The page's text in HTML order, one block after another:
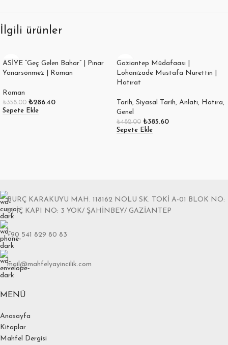
İlgili ürünler
ASİYE “Geç Gelen Bahar” | Pınar
Yanarsönmez | Roman
Roman
₺358.00 ₺286.40
Sepete Ekle
Gaziantep Müdafaası |
Lohanizade Mustafa Nurettin |
Hatırat
Tarih, Siyasal Tarih, Anlatı, Hatıra,
Genel
₺482.00 ₺385.60
Sepete Ekle
BURÇ KARAKUYU MAH. 118162 NOLU SK. TOKİ A-01 BLOK NO:
6J İÇ KAPI NO: 3 YOK/ ŞAHİNBEY/ GAZİANTEP
+90 541 829 80 83
mail@mahfelyayincilik.com
MENÜ
Anasayfa
Kitaplar
Mahfel Dergisi